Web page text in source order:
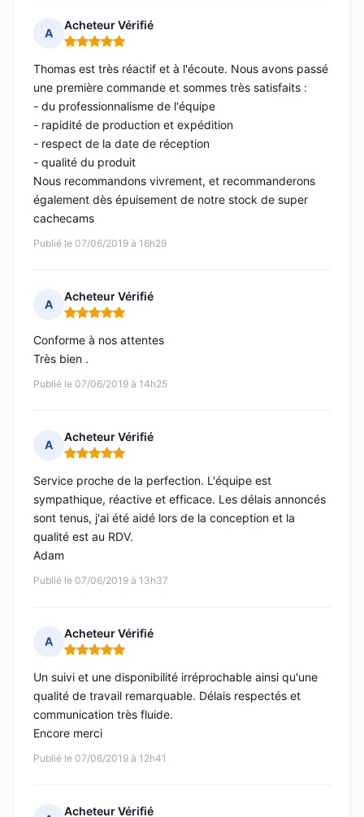
A
Acheteur Vérifié
Note : 5 sur 5
Publié le 07/06/2019 à 16h29
Thomas est très réactif et à l'écoute. Nous avons passé
une première commande et sommes très satisfaits :
- du professionnalisme de l'équipe
- rapidité de production et expédition
- respect de la date de réception
- qualité du produit
Nous recommandons vivrement, et recommanderons
également dès épuisement de notre stock de super
cachecams
A
Acheteur Vérifié
Note : 5 sur 5
Publié le 07/06/2019 à 14h25
Conforme à nos attentes
Très bien .
A
Acheteur Vérifié
Note : 5 sur 5
Publié le 07/06/2019 à 13h37
Service proche de la perfection. L'équipe est
sympathique, réactive et efficace. Les délais annoncés
sont tenus, j'ai été aidé lors de la conception et la
qualité est au RDV.
Adam
A
Acheteur Vérifié
Note : 5 sur 5
Publié le 07/06/2019 à 12h41
Un suivi et une disponibilité irréprochable ainsi qu'une
qualité de travail remarquable. Délais respectés et
communication très fluide.
Encore merci
Acheteur Vérifié